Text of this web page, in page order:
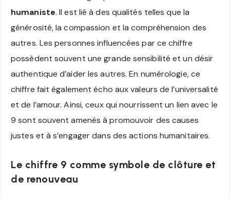
humaniste. Il est lié à des qualités telles que la
générosité, la compassion et la compréhension des
autres. Les personnes influencées par ce chiffre
possèdent souvent une grande sensibilité et un désir
authentique d’aider les autres. En numérologie, ce
chiffre fait également écho aux valeurs de l’universalité
et de l’amour. Ainsi, ceux qui nourrissent un lien avec le
9 sont souvent amenés à promouvoir des causes
justes et à s’engager dans des actions humanitaires.
Le chiffre 9 comme symbole de clôture et
de renouveau